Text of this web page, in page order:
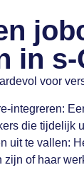
in
voor
integreren:
die tijdelijk
uit te vallen:
zijn of haar